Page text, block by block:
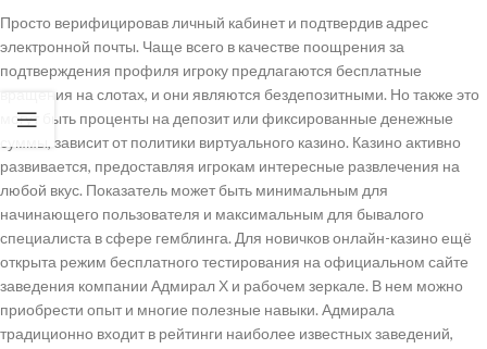
Просто верифицировав личный кабинет и подтвердив адрес
электронной почты. Чаще всего в качестве поощрения за
подтверждения профиля игроку предлагаются бесплатные
вращения на слотах, и они являются бездепозитными. Но также это
могут быть проценты на депозит или фиксированные денежные
суммы, зависит от политики виртуального казино. Казино активно
развивается, предоставляя игрокам интересные развлечения на
любой вкус. Показатель может быть минимальным для
начинающего пользователя и максимальным для бывалого
специалиста в сфере гемблинга. Для новичков онлайн-казино ещё
открыта режим бесплатного тестирования на официальном сайте
заведения компании Адмирал Х и рабочем зеркале. В нем можно
приобрести опыт и многие полезные навыки. Адмирала
традиционно входит в рейтинги наиболее известных заведений,